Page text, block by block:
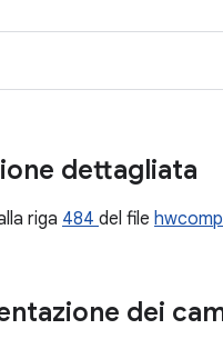
dettagliata
riga 484 del file
dei